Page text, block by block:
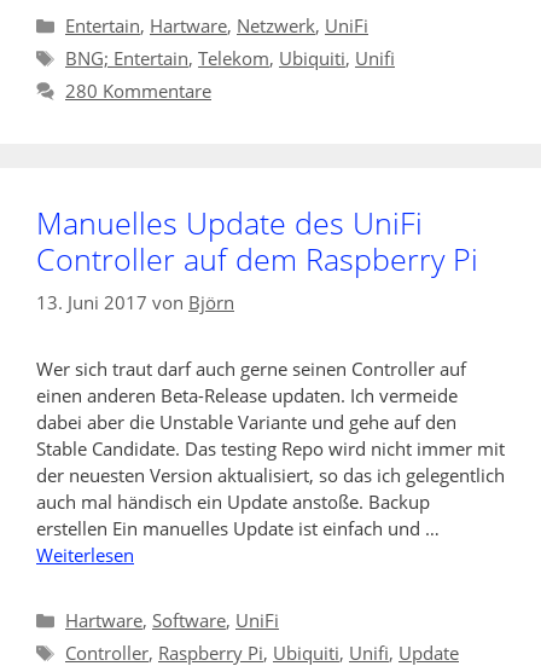
Kategorien
Entertain, Hartware, Netzwerk, UniFi
Schlagwörter
BNG; Entertain, Telekom, Ubiquiti, Unifi
280 Kommentare
Manuelles Update des UniFi
Controller auf dem Raspberry Pi
13. Juni 2017 von Björn
Wer sich traut darf auch gerne seinen Controller auf
einen anderen Beta-Release updaten. Ich vermeide
dabei aber die Unstable Variante und gehe auf den
Stable Candidate. Das testing Repo wird nicht immer mit
der neuesten Version aktualisiert, so das ich gelegentlich
auch mal händisch ein Update anstoße. Backup
erstellen Ein manuelles Update ist einfach und …
Weiterlesen
Kategorien
Hartware, Software, UniFi
Schlagwörter
Controller, Raspberry Pi, Ubiquiti, Unifi, Update